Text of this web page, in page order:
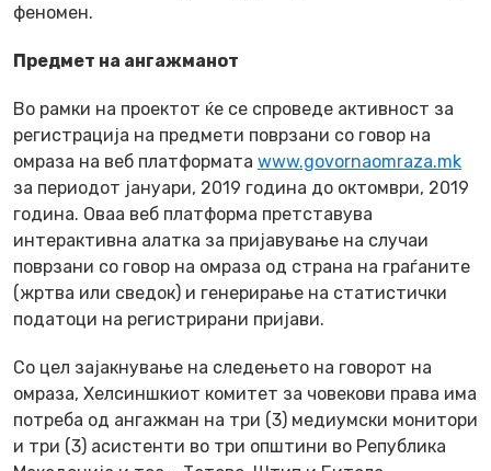
феномен.
Предмет на ангажманот
Во рамки на проектот ќе се спроведе активност за
регистрација на предмети поврзани со говор на
омраза на веб платформата www.govornaomraza.mk
за периодот јануари, 2019 година до октомври, 2019
година. Оваа веб платформа претставува
интерактивна алатка за пријавување на случаи
поврзани со говор на омраза од страна на граѓаните
(жртва или сведок) и генерирање на статистички
податоци на регистрирани пријави.
Со цел зајакнување на следењето на говорот на
омраза, Хелсиншкиот комитет за човекови права има
потреба од ангажман на три (3) медиумски монитори
и три (3) асистенти во три општини во Република